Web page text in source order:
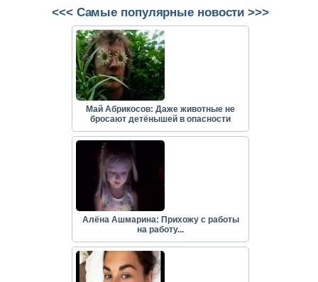
<<< Самые популярные новости >>>
Май Абрикосов: Даже животные не
бросают детёнышей в опасности
Алёна Ашмарина: Прихожу с работы
на работу...